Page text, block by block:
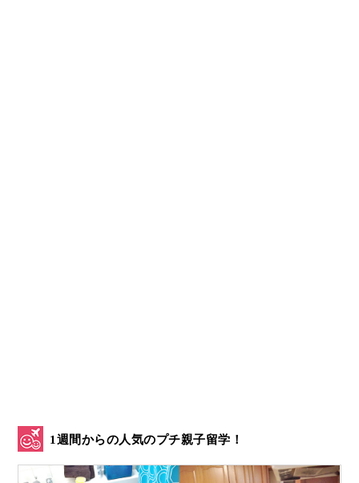
1週間からの人気のプチ親子留学！